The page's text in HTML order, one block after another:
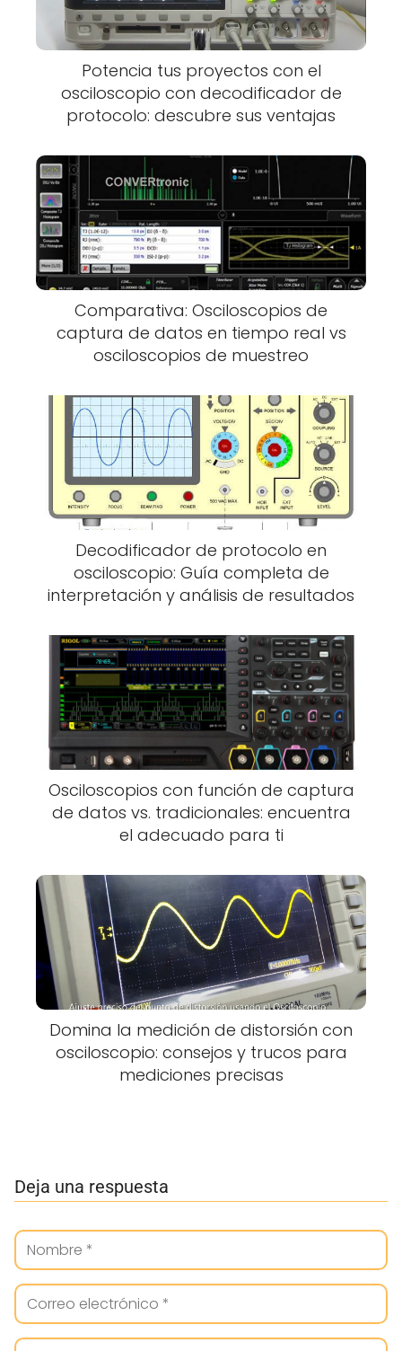
Potencia tus proyectos con el
osciloscopio con decodificador de
protocolo: descubre sus ventajas
Comparativa: Osciloscopios de
captura de datos en tiempo real vs
osciloscopios de muestreo
Decodificador de protocolo en
osciloscopio: Guía completa de
interpretación y análisis de resultados
Osciloscopios con función de captura
de datos vs. tradicionales: encuentra
el adecuado para ti
Domina la medición de distorsión con
osciloscopio: consejos y trucos para
mediciones precisas
Deja una respuesta